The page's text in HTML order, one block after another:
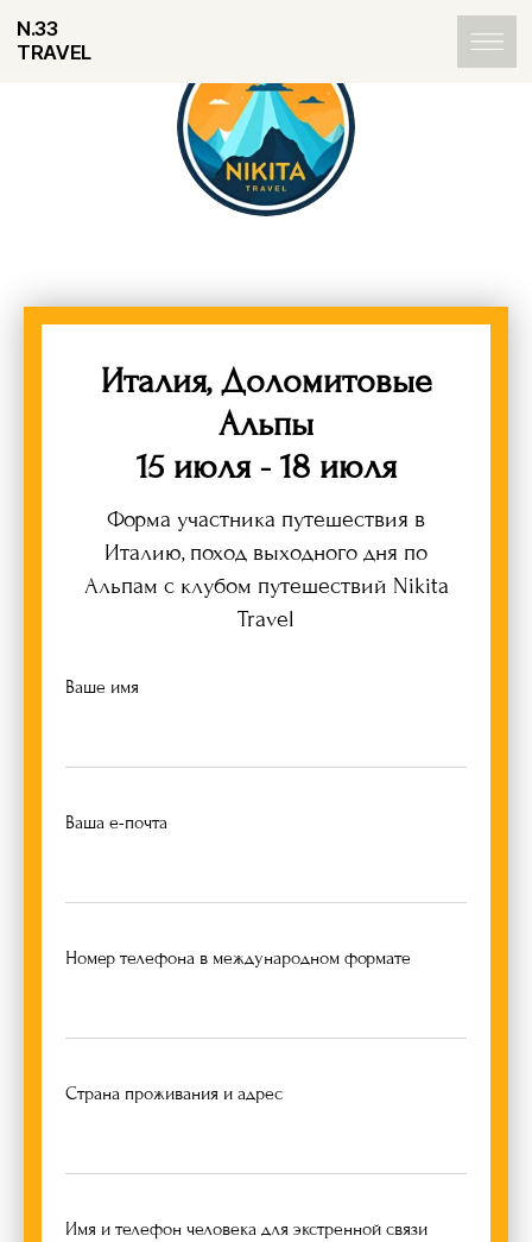
TRAVEL
N.33
Италия, Доломитовые
Альпы
15 июля - 18 июля
Форма участника путешествия в
Италию, поход выходного дня по
Альпам c клубом путешествий Nikita
Travel
Ваше имя
Ваша е-почта
Номер телефона в международном формате
Страна проживания и адрес
Имя и телефон человека для экстренной связи